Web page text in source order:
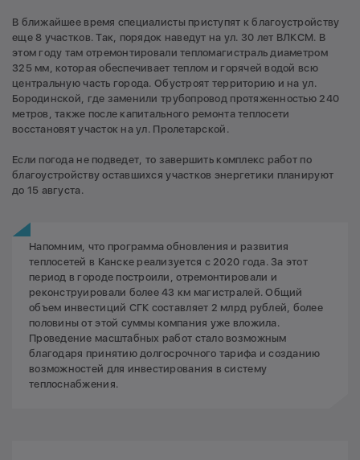
В ближайшее время специалисты приступят к благоустройству
еще 8 участков. Так, порядок наведут на ул. 30 лет ВЛКСМ. В
этом году там отремонтировали тепломагистраль диаметром
325 мм, которая обеспечивает теплом и горячей водой всю
центральную часть города. Обустроят территорию и на ул.
Бородинской, где заменили трубопровод протяженностью 240
метров, также после капитального ремонта теплосети
восстановят участок на ул. Пролетарской.
Если погода не подведет, то завершить комплекс работ по
благоустройству оставшихся участков энергетики планируют
до 15 августа.
Напомним, что программа обновления и развития
теплосетей в Канске реализуется с 2020 года. За этот
период в городе построили, отремонтировали и
реконструировали более 43 км магистралей. Общий
объем инвестиций СГК составляет 2 млрд рублей, более
половины от этой суммы компания уже вложила.
Проведение масштабных работ стало возможным
благодаря принятию долгосрочного тарифа и созданию
возможностей для инвестирования в систему
теплоснабжения.